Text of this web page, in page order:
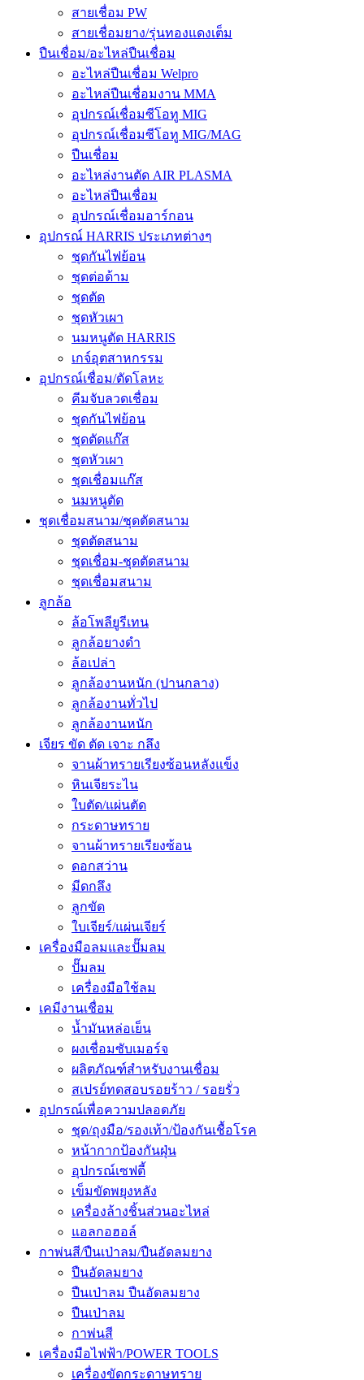
สายเชื่อม PW
สายเชื่อมยาง/รุ่นทองแดงเต็ม
ปืนเชื่อม/อะไหล่ปืนเชื่อม
อะไหล่ปืนเชื่อม Welpro
อะไหล่ปืนเชื่อมงาน MMA
อุปกรณ์เชื่อมซีโอทู MIG
อุปกรณ์เชื่อมซีโอทู MIG/MAG
ปืนเชื่อม
อะไหล่งานตัด AIR PLASMA
อะไหล่ปืนเชื่อม
อุปกรณ์เชื่อมอาร์กอน
อุปกรณ์ HARRIS ประเภทต่างๆ
ชุดกันไฟย้อน
ชุดต่อด้าม
ชุดตัด
ชุดหัวเผา
นมหนูตัด HARRIS
เกจ์อุตสาหกรรม
อุปกรณ์เชื่อม/ตัดโลหะ
คีมจับลวดเชื่อม
ชุดกันไฟย้อน
ชุดตัดแก๊ส
ชุดหัวเผา
ชุดเชื่อมแก๊ส
นมหนูตัด
ชุดเชื่อมสนาม/ชุดตัดสนาม
ชุดตัดสนาม
ชุดเชื่อม-ชุดตัดสนาม
ชุดเชื่อมสนาม
ลูกล้อ
ล้อโพลียูรีเทน
ลูกล้อยางดำ
ล้อเปล่า
ลูกล้องานหนัก (ปานกลาง)
ลูกล้องานทั่วไป
ลูกล้องานหนัก
เจียร ขัด ตัด เจาะ กลึง
จานผ้าทรายเรียงซ้อนหลังแข็ง
หินเจียระไน
ใบตัด/แผ่นตัด
กระดาษทราย
จานผ้าทรายเรียงซ้อน
ดอกสว่าน
มีดกลึง
ลูกขัด
ใบเจียร์/แผ่นเจียร์
เครื่องมือลมและปั๊มลม
ปั๊มลม
เครื่องมือใช้ลม
เคมีงานเชื่อม
น้ำมันหล่อเย็น
ผงเชื่อมซับเมอร์จ
ผลิตภัณฑ์สำหรับงานเชื่อม
สเปรย์ทดสอบรอยร้าว / รอยรั่ว
อุปกรณ์เพื่อความปลอดภัย
ชุด/ถุงมือ/รองเท้า/ป้องกันเชื้อโรค
หน้ากากป้องกันฝุ่น
อุปกรณ์เซฟตี้
เข็มขัดพยุงหลัง
เครื่องล้างชิ้นส่วนอะไหล่
แอลกอฮอล์
กาพ่นสี/ปืนเป่าลม/ปืนอัดลมยาง
ปืนอัดลมยาง
ปืนเป่าลม ปืนอัดลมยาง
ปืนเป่าลม
กาพ่นสี
เครื่องมือไฟฟ้า/POWER TOOLS
เครื่องขัดกระดาษทราย